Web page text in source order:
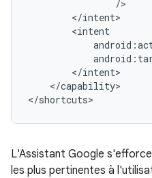
</capability>
L'Assistant Google
les plus pertinentes à